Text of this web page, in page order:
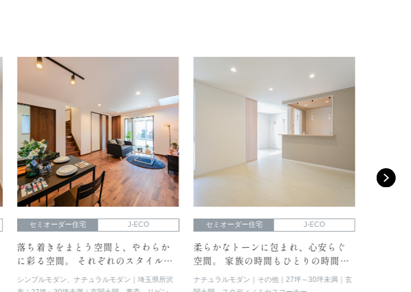
セミオーダー住宅 J-ECO
落ち着きをまとう空間と、やわらか
に彩る空間。 それぞれのスタイルで
暮らしを愉しむ2棟の住まい
シンプルモダン、ナチュラルモダン
埼玉県所沢
セミオーダー住宅 J-ECO
柔らかなトーンに包まれ、心安らぐ
空間。 家族の時間もひとりの時間も
大切にできるお家。
ナチュラルモダン その他 27坪～30坪未満
玄